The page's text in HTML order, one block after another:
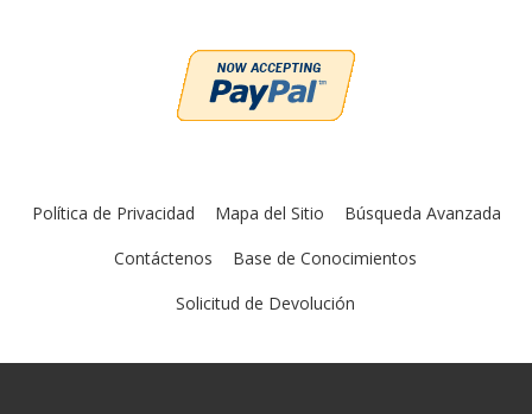
Política de Privacidad Mapa del Sitio
Búsqueda Avanzada
Contáctenos
Base de Conocimientos
Solicitud de Devolución